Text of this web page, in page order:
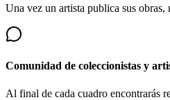
Una vez un artista publica sus
Comunidad de coleccionistas y
Al final de cada cuadro encontrarás